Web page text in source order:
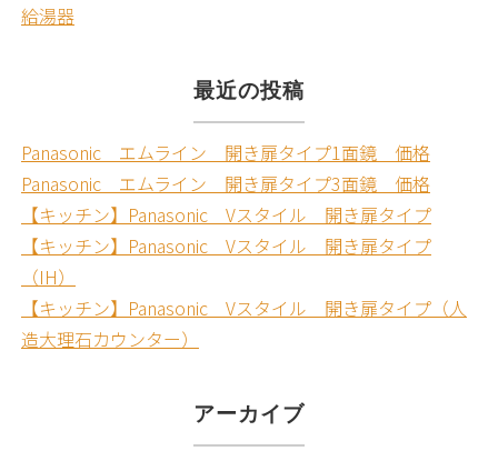
給湯器
最近の投稿
Panasonic エムライン 開き扉タイプ1面鏡 価格
Panasonic エムライン 開き扉タイプ3面鏡 価格
【キッチン】Panasonic Vスタイル 開き扉タイプ
【キッチン】Panasonic Vスタイル 開き扉タイプ
（IH）
【キッチン】Panasonic Vスタイル 開き扉タイプ（人
造大理石カウンター）
アーカイブ